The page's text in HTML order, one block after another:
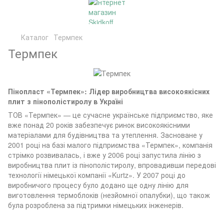
Каталог Термпек
Термпек
Пінопласт «Термпек»: Лідер виробництва високоякісних
плит з пінополістиролу в Україні
ТОВ «Термпек» — це сучасне українське підприємство, яке
вже понад 20 років забезпечує ринок високоякісними
матеріалами для будівництва та утеплення. Засноване у
2001 році на базі малого підприємства «Термпек», компанія
стрімко розвивалась, і вже у 2006 році запустила лінію з
виробництва плит із пінополістиролу, впровадивши передові
технології німецької компанії «Kurtz». У 2007 році до
виробничого процесу було додано ще одну лінію для
виготовлення термоблоків (незйомної опалубки), що також
була розроблена за підтримки німецьких інженерів.